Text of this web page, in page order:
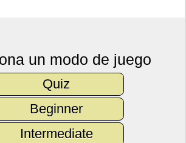
un modo de juego
Quiz
Beginner
Intermediate